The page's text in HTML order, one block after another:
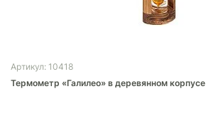
Артикул: 10418
Термометр «Галилео» в деревянном корпусе